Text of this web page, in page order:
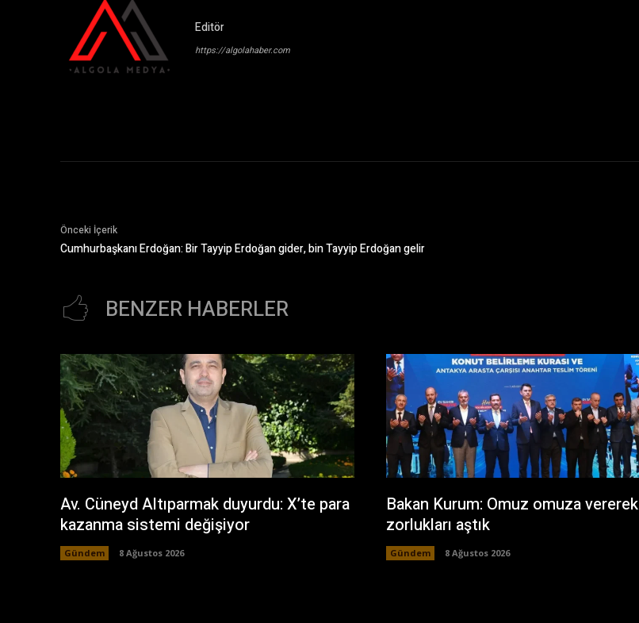
Editör
https://algolahaber.com
Önceki İçerik
Cumhurbaşkanı Erdoğan: Bir Tayyip Erdoğan gider, bin Tayyip Erdoğan gelir
BENZER HABERLER
Av. Cüneyd Altıparmak duyurdu: X’te para
kazanma sistemi değişiyor
Gündem 8 Ağustos 2026
Bakan Kurum: Omuz omuza vererek
zorlukları aştık
Gündem 8 Ağustos 2026